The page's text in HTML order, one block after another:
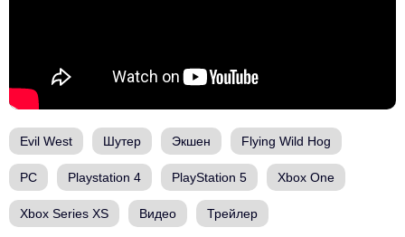
Evil West Шутер Экшен Flying Wild Hog
PC Playstation 4 PlayStation 5 Xbox One
Xbox Series XS Видео Трейлер